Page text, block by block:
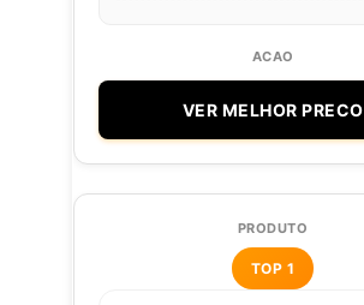
VER MELHOR PRECO
TOP 1